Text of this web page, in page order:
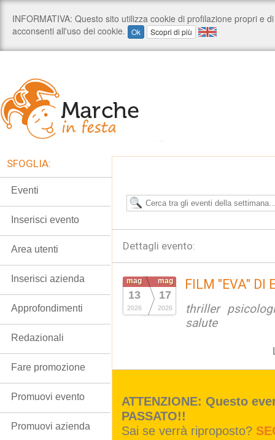
Dettagli evento:
mag
13
2026
mag
17
2026
FILM "EVA" DI
thriller
salute
ATTENZIONE: Questo
PASSATO!!
Sai se verrà riproposto?
SFOGLIA:
Eventi
Inserisci evento
Area utenti
Inserisci azienda
Approfondimenti
Redazionali
Fare promozione
Promuovi evento
Promuovi azienda